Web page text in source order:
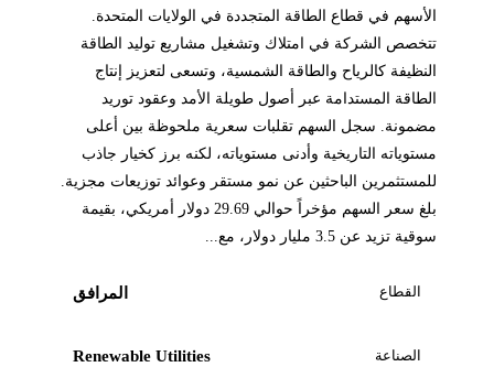
الأسهم في قطاع الطاقة المتجددة في الولايات المتحدة.
تتخصص الشركة في امتلاك وتشغيل مشاريع توليد الطاقة
النظيفة كالرياح والطاقة الشمسية، وتسعى لتعزيز إنتاج
الطاقة المستدامة عبر أصول طويلة الأمد وعقود توريد
مضمونة. سجل السهم تقلبات سعرية ملحوظة بين أعلى
مستوياته التاريخية وأدنى مستوياته، لكنه برز كخيار جاذب
للمستثمرين الباحثين عن نمو مستقر وعوائد توزيعات مجزية.
بلغ سعر السهم مؤخراً حوالي 29.69 دولار أمريكي، بقيمة
سوقية تزيد عن 3.5 مليار دولار، مع...
القطاع المرافق
الصناعة Renewable Utilities